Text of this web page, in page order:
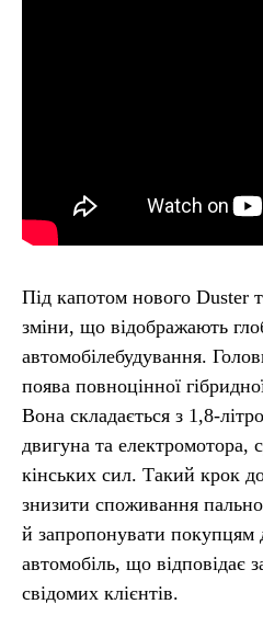
Під капотом нового Duster
зміни, що відображають
автомобілебудування.
поява повноцінної
Вона складається з 1,8-
двигуна та електромотора,
кінських сил. Такий крок
знизити споживання
й запропонувати покупцям
автомобіль, що відповідає
свідомих клієнтів.